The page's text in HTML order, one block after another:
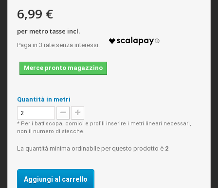
6,99 €
per metro tasse incl.
Merce pronto magazzino
Quantità in metri
* Per i battiscopa, cornici e profili inserire i metri lineari necessari,
non il numero di stecche.
La quantità minima ordinabile per questo prodotto è 2
Aggiungi al carrello